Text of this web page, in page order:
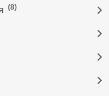
(8)